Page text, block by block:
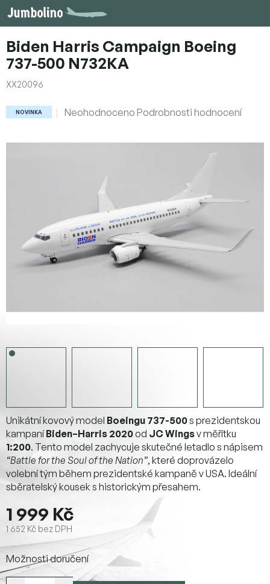
Přejít
na
Biden Harris Campaign Boeing
737-500 N732KA
XX20096
NOVINKA
Průměrné
Neohodnoceno Podrobnosti hodnocení
1 999 Kč
1 652 Kč bez DPH
Měrná
cena:
Možnosti doručení
Unikátní kovový model Boeingu 737-500s prezidentskou
kampaníBiden–Harris 2020od JC Wingsv měřítku
1:200. Tento model zachycuje skutečné letadlo s nápisem
“Battle for the Soul of the Nation”, které doprovázelo
volební tým během prezidentské kampaně v USA. Ideální
sběratelský kousek s historickým přesahem.